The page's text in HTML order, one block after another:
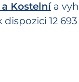
Kostelnía
dispozici 12